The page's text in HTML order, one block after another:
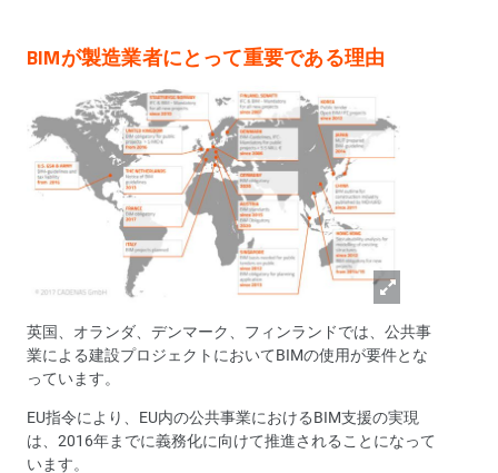
BIMが製造業者にとって重要である理由
英国、オランダ、デンマーク、フィンランドでは、公共事
業による建設プロジェクトにおいてBIMの使用が要件とな
っています。
EU指令により、EU内の公共事業におけるBIM支援の実現
は、2016年までに義務化に向けて推進されることになって
います。